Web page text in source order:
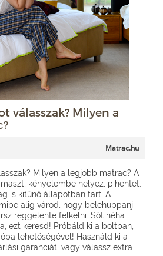
válasszak? Milyen a
Matrac.hu
Milyen a legjobb matrac? A
kényelembe helyez, pihentet.
is kitűnő állapotban tart. A
alig várod, hogy belehuppanj
reggelente felkelni. Sőt néha
ezt keresd! Próbáld ki a boltban,
lehetőségével! Használd ki a
garanciát, vagy válassz extra